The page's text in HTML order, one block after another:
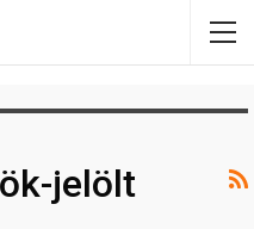
jelölt